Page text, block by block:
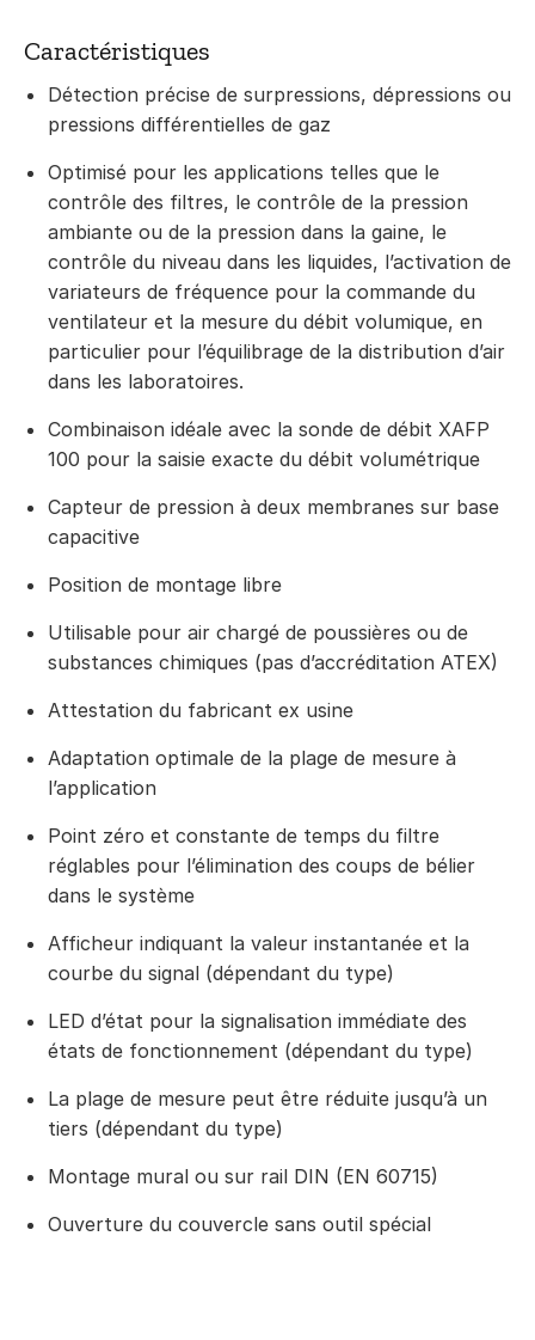
Caractéristiques
Détection précise de surpressions, dépressions ou
pressions différentielles de gaz
Optimisé pour les applications telles que le
contrôle des filtres, le contrôle de la pression
ambiante ou de la pression dans la gaine, le
contrôle du niveau dans les liquides, l’activation de
variateurs de fréquence pour la commande du
ventilateur et la mesure du débit volumique, en
particulier pour l’équilibrage de la distribution d’air
dans les laboratoires.
Combinaison idéale avec la sonde de débit XAFP
100 pour la saisie exacte du débit volumétrique
Capteur de pression à deux membranes sur base
capacitive
Position de montage libre
Utilisable pour air chargé de poussières ou de
substances chimiques (pas d’accréditation ATEX)
Attestation du fabricant ex usine
Adaptation optimale de la plage de mesure à
l’application
Point zéro et constante de temps du filtre
réglables pour l’élimination des coups de bélier
dans le système
Afficheur indiquant la valeur instantanée et la
courbe du signal (dépendant du type)
LED d’état pour la signalisation immédiate des
états de fonctionnement (dépendant du type)
La plage de mesure peut être réduite jusqu’à un
tiers (dépendant du type)
Montage mural ou sur rail DIN (EN 60715)
Ouverture du couvercle sans outil spécial